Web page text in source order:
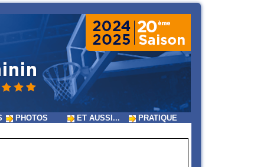
PHOTOS ET AUSSI... PRATIQUE